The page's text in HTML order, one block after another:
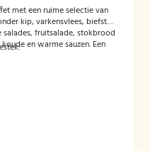
met een ruime selectie van
kip, varkensvlees, biefstuk
salades, fruitsalade, stokbrood
en warme sauzen. Een
groepen en